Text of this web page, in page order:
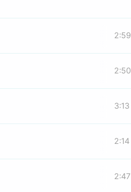
2:59
2:50
3:13
2:14
2:47